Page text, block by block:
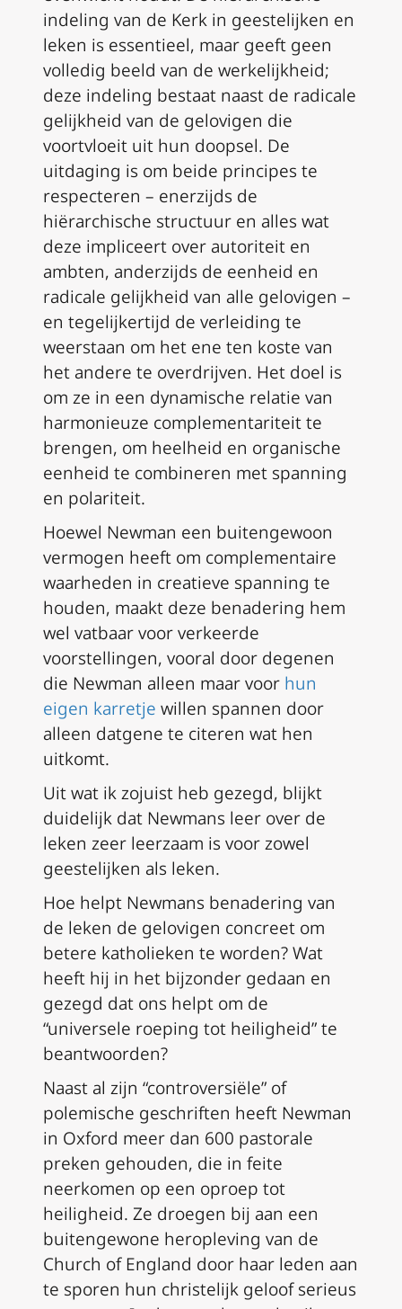
indeling van de Kerk in geestelijken en
leken is essentieel, maar geeft geen
volledig beeld van de werkelijkheid;
deze indeling bestaat naast de radicale
gelijkheid van de gelovigen die
voortvloeit uit hun doopsel. De
uitdaging is om beide principes te
respecteren – enerzijds de
hiërarchische structuur en alles wat
deze impliceert over autoriteit en
ambten, anderzijds de eenheid en
radicale gelijkheid van alle gelovigen –
en tegelijkertijd de verleiding te
weerstaan om het ene ten koste van
het andere te overdrijven. Het doel is
om ze in een dynamische relatie van
harmonieuze complementariteit te
brengen, om heelheid en organische
eenheid te combineren met spanning
en polariteit.
Hoewel Newman een buitengewoon
vermogen heeft om complementaire
waarheden in creatieve spanning te
houden, maakt deze benadering hem
wel vatbaar voor verkeerde
voorstellingen, vooral door degenen
die Newman alleen maar voor hun
eigen karretje willen spannen door
alleen datgene te citeren wat hen
uitkomt.
Uit wat ik zojuist heb gezegd, blijkt
duidelijk dat Newmans leer over de
leken zeer leerzaam is voor zowel
geestelijken als leken.
Hoe helpt Newmans benadering van
de leken de gelovigen concreet om
betere katholieken te worden? Wat
heeft hij in het bijzonder gedaan en
gezegd dat ons helpt om de
“universele roeping tot heiligheid” te
beantwoorden?
Naast al zijn “controversiële” of
polemische geschriften heeft Newman
in Oxford meer dan 600 pastorale
preken gehouden, die in feite
neerkomen op een oproep tot
heiligheid. Ze droegen bij aan een
buitengewone heropleving van de
Church of England door haar leden aan
te sporen hun christelijk geloof serieus